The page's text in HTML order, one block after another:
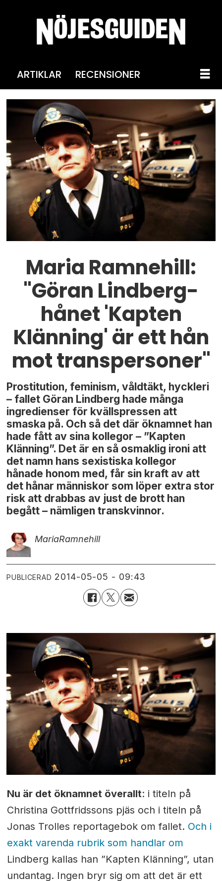
ARTIKLAR RECENSIONER
Maria Ramnehill:
"Göran Lindberg-
hånet 'Kapten
Klänning' är ett hån
mot transpersoner"
Prostitution, feminism, våldtäkt, hyckleri
– fallet Göran Lindberg hade många
ingredienser för kvällspressen att
smaska på. Och så det där öknamnet han
hade fått av sina kollegor – ”Kapten
Klänning”. Det är en så osmaklig ironi att
det namn hans sexistiska kollegor
hånade honom med, får sin kraft av att
det hånar människor som löper extra stor
risk att drabbas av just de brott han
begått – nämligen transkvinnor.
MariaRamnehill
PUBLICERAD 2014-05-05 - 09:43
Nu är det öknamnet överallt: i titeln på
Christina Gottfridssons pjäs och i titeln på
Jonas Trolles reportagebok om fallet. Och i
exakt varenda rubrik som handlar om
Lindberg kallas han ”Kapten Klänning”, utan
undantag. Ingen bryr sig om att det är ett